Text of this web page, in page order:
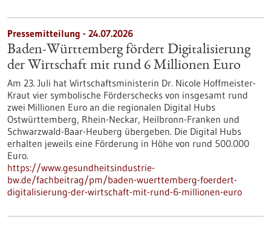
Pressemitteilung - 24.07.2026
Baden-Württemberg fördert Digitalisierung
der Wirtschaft mit rund 6 Millionen Euro
Am 23. Juli hat Wirtschaftsministerin Dr. Nicole Hoffmeister-
Kraut vier symbolische Förderschecks von insgesamt rund
zwei Millionen Euro an die regionalen Digital Hubs
Ostwürttemberg, Rhein-Neckar, Heilbronn-Franken und
Schwarzwald-Baar-Heuberg übergeben. Die Digital Hubs
erhalten jeweils eine Förderung in Höhe von rund 500.000
Euro.
https://www.gesundheitsindustrie-
bw.de/fachbeitrag/pm/baden-wuerttemberg-foerdert-
digitalisierung-der-wirtschaft-mit-rund-6-millionen-euro